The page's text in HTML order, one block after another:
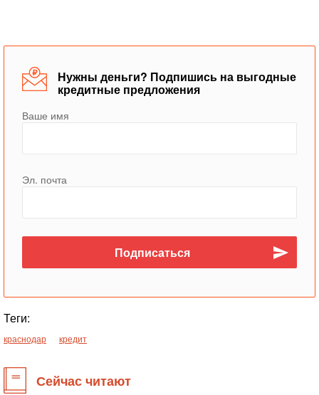
Нужны деньги? Подпишись на выгодные
кредитные предложения
Ваше имя
Эл. почта
Теги:
краснодар кредит
Сейчас читают